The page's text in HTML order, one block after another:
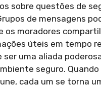
sobre questões de
de mensagens
os moradores
úteis em tempo
uma aliada
seguro. Quando
cada um se torna